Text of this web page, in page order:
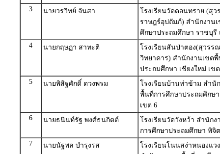
3
นายวรวิทย์ จันสา
โรงเรียนวัดดอนทราย (สุ
ราษฎร์อุปถัมภ์) สำนักงาน
ศึกษาประถมศึกษา ราชบุรี
4
นายกฤษฏา สาทะติ
โรงเรียนสันป่าตอง(สุวรร
วิทยาคาร) สำนักงานเขต
ประถมศึกษา เชียงใหม่ เข
5
นายพิสิฐศักดิ์ ดวงพรม
โรงเรียนบ้านท่าข้าม สำนั
พื้นที่การศึกษาประถมศึกษา
เขต 6
6
นายธนินท์รัฐ พงศ์ธนกิตต์
โรงเรียนวัดวังหว้า สำนัก
การศึกษาประถมศึกษา พิจิ
7
นายนัฐพล บำรุงรส
โรงเรียนโนนสง่าหนองแว